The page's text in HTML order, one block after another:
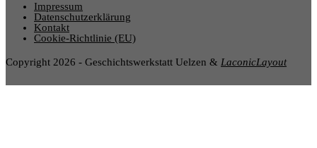
Impressum
Datenschutzerklärung
Kontakt
Cookie-Richtlinie (EU)
Copyright 2026 - Geschichtswerkstatt Uelzen & LaconicLayout